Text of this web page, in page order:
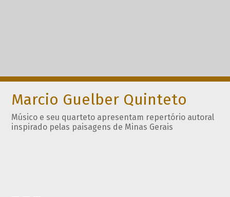
Marcio Guelber Quinteto
Músico e seu quarteto apresentam repertório autoral
inspirado pelas paisagens de Minas Gerais